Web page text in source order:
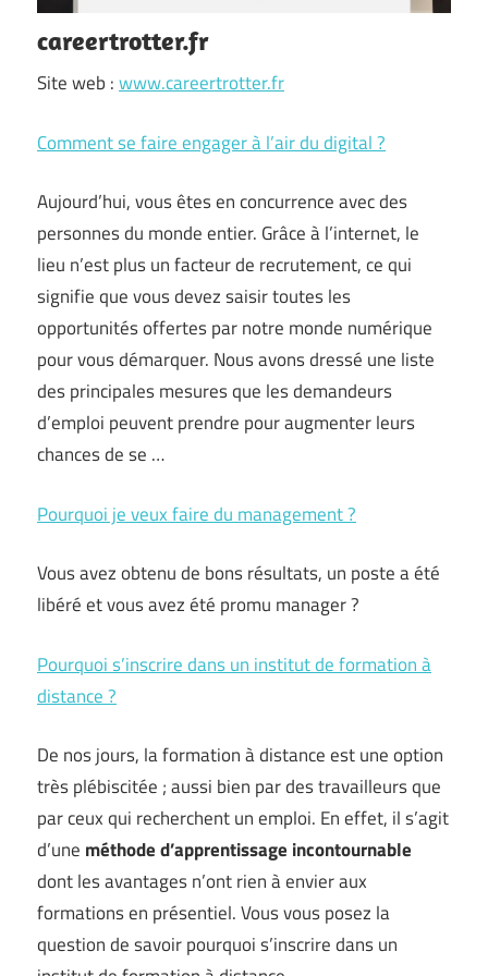
careertrotter.fr
Site web :www.careertrotter.fr
Comment se faire engager à l’air du digital ?
Aujourd’hui, vous êtes en concurrence avec des
personnes du monde entier. Grâce à l’internet, le
lieu n’est plus un facteur de recrutement, ce qui
signifie que vous devez saisir toutes les
opportunités offertes par notre monde numérique
pour vous démarquer. Nous avons dressé une liste
des principales mesures que les demandeurs
d’emploi peuvent prendre pour augmenter leurs
chances de se …
Pourquoi je veux faire du management ?
Vous avez obtenu de bons résultats, un poste a été
libéré et vous avez été promu manager ?
Pourquoi s’inscrire dans un institut de formation à
distance ?
De nos jours, la formation à distance est une option
très plébiscitée ; aussi bien par des travailleurs que
par ceux qui recherchent un emploi. En effet, il s’agit
d’une méthode d’apprentissage incontournable
dont les avantages n’ont rien à envier aux
formations en présentiel. Vous vous posez la
question de savoir pourquoi s’inscrire dans un